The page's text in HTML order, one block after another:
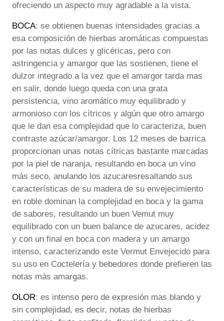
ofreciendo un aspecto muy agradable a la vista.
BOCA: se obtienen buenas intensidades gracias a
esa composición de hierbas aromáticas compuestas
por las notas dulces y glicéricas, pero con
astringencia y amargor que las sostienen, tiene el
dulzor integrado a la vez que el amargor tarda mas
en salir, donde luego queda con una grata
persistencia, vino aromático muy equilibrado y
armonioso con los cítricos y algún que otro amargo
que le dan esa complejidad que lo caracteriza, buen
contraste azúcar/amargor. Los 12 meses de barrica
proporcionan unas notas cítricas bastante marcadas
por la piel de naranja, resultando en boca un vino
más seco, anulando los azucaresresaltando sus
características de su madera de su envejecimiento
en roble dominan la complejidad en boca y la gama
de sabores, resultando un buen Vemut muy
equilibrado con un buen balance de azucares, acidez
y con un final en boca con madera y un amargo
intenso, caracterizando este Vermut Envejecido para
su uso en Coctelería y bebedores donde prefieren las
notas más amargas.
OLOR: es intenso pero de expresión mas blando y
sin complejidad, es decir, notas de hierbas